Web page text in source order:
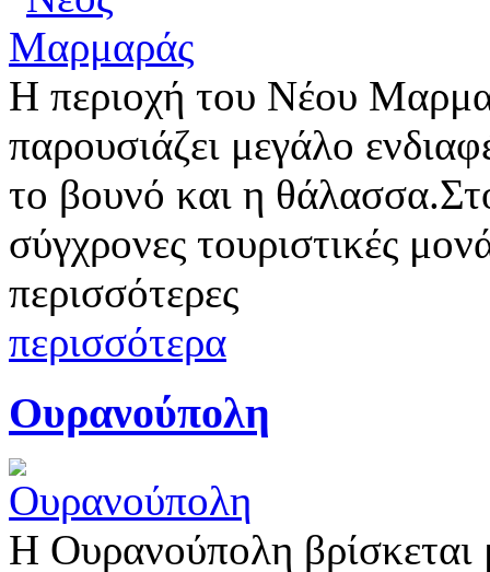
Η περιοχή του Νέου
παρουσιάζει μεγάλο
το βουνό και η
σύγχρονες τουριστικές
περισσότερες
περισσότερα
Ουρανούπολη
Η Ουρανούπολη βρίσκεται